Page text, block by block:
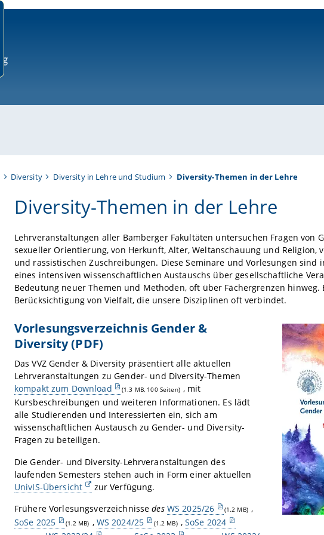
Diversity Diversity in Lehre und Studium Diversity-Themen in der Lehre
Diversity-Themen in der Lehre
Lehrveranstaltungen aller Bamberger Fakultäten untersuchen Fragen von
sexueller Orientierung, von Herkunft,Alter,Weltanschauung und Religion,
und rassistischen Zuschreibungen. Diese Seminare und Vorlesungen sind
eines intensiven wissenschaftlichen Austauschs über gesellschaftliche
Bedeutung neuer Themen und Methoden, oft über Fächergrenzen hinweg.
Berücksichtigungvon Vielfalt, die unsere Disziplinen oft verbindet.
Vorlesungsverzeichnis Gender &
Diversity (PDF)
Das VVZ Gender & Diversity präsentiertalle aktuellen
Lehrveranstaltungen zu Gender- und Diversity-Themen
kompakt zum Download
(1.3 MB, 100 Seiten) , mit
Kursbeschreibungen und weiteren Informationen. Es lädt
alle Studierenden und Interessierten ein, sich am
wissenschaftlichen Austausch zu Gender- und Diversity-
Fragen zu beteiligen.
Die Gender- und Diversity-Lehrveranstaltungen des
laufenden Semesters stehen auch in Form einer aktuellen
UnivIS-Übersicht
zur Verfügung.
FrühereVorlesungsverzeichnissedes WS 2025/26 (1.2 MB) ,
SoSe 2025
(1.2 MB) , WS 2024/25 (1.2 MB) , SoSe 2024